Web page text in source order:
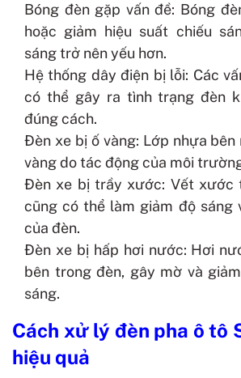
Bóng đèn gặp vấn đề: Bóng
hoặc giảm hiệu suất chiếu
sáng trở nên yếu hơn.
Hệ thống dây điện bị lỗi: Các
có thể gây ra tình trạng đèn
đúng cách.
Đèn xe bị ố vàng: Lớp nhựa bên
vàng do tác động của môi
Đèn xe bị trầy xước: Vết xước
cũng có thể làm giảm độ sáng
của đèn.
Đèn xe bị hấp hơi nước: Hơi
bên trong đèn, gây mờ và
sáng.
Cách xử lý đèn pha ô tô
hiệu quả